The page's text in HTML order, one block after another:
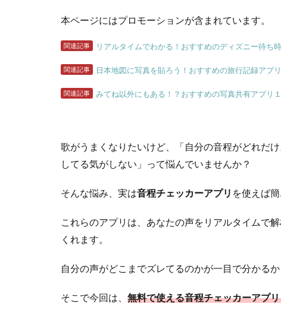
本ページにはプロモーションが含まれています。
関連記事 リアルタイムでわかる！おすすめのディズニー待ち
関連記事 日本地図に写真を貼ろう！おすすめの旅行記録アプ
関連記事 みてね以外にもある！？おすすめの写真共有アプリ
歌がうまくなりたいけど、「自分の音程がどれだ
してる気がしない」って悩んでいませんか？
そんな悩み、実は音程チェッカーアプリ を使えば
これらのアプリは、あなたの声をリアルタイムで
くれます。
自分の声がどこまでズレてるのかが一目で分かる
そこで今回は、 無料で使える音程チェッカーアプ